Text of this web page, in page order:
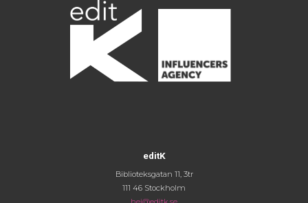
editK
Biblioteksgatan 11, 3tr
111 46 Stockholm